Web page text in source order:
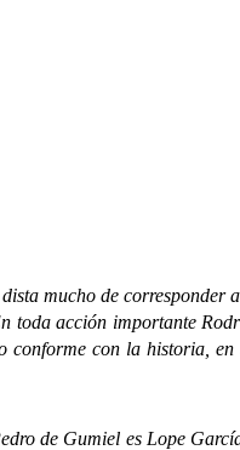
mucho de corresponder
acción importante
con la historia,
de Gumiel es Lope García